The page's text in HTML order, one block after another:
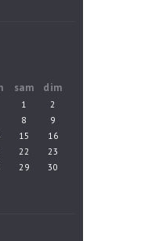
sam dim
1
2
8
9
15
16
22
23
29 30